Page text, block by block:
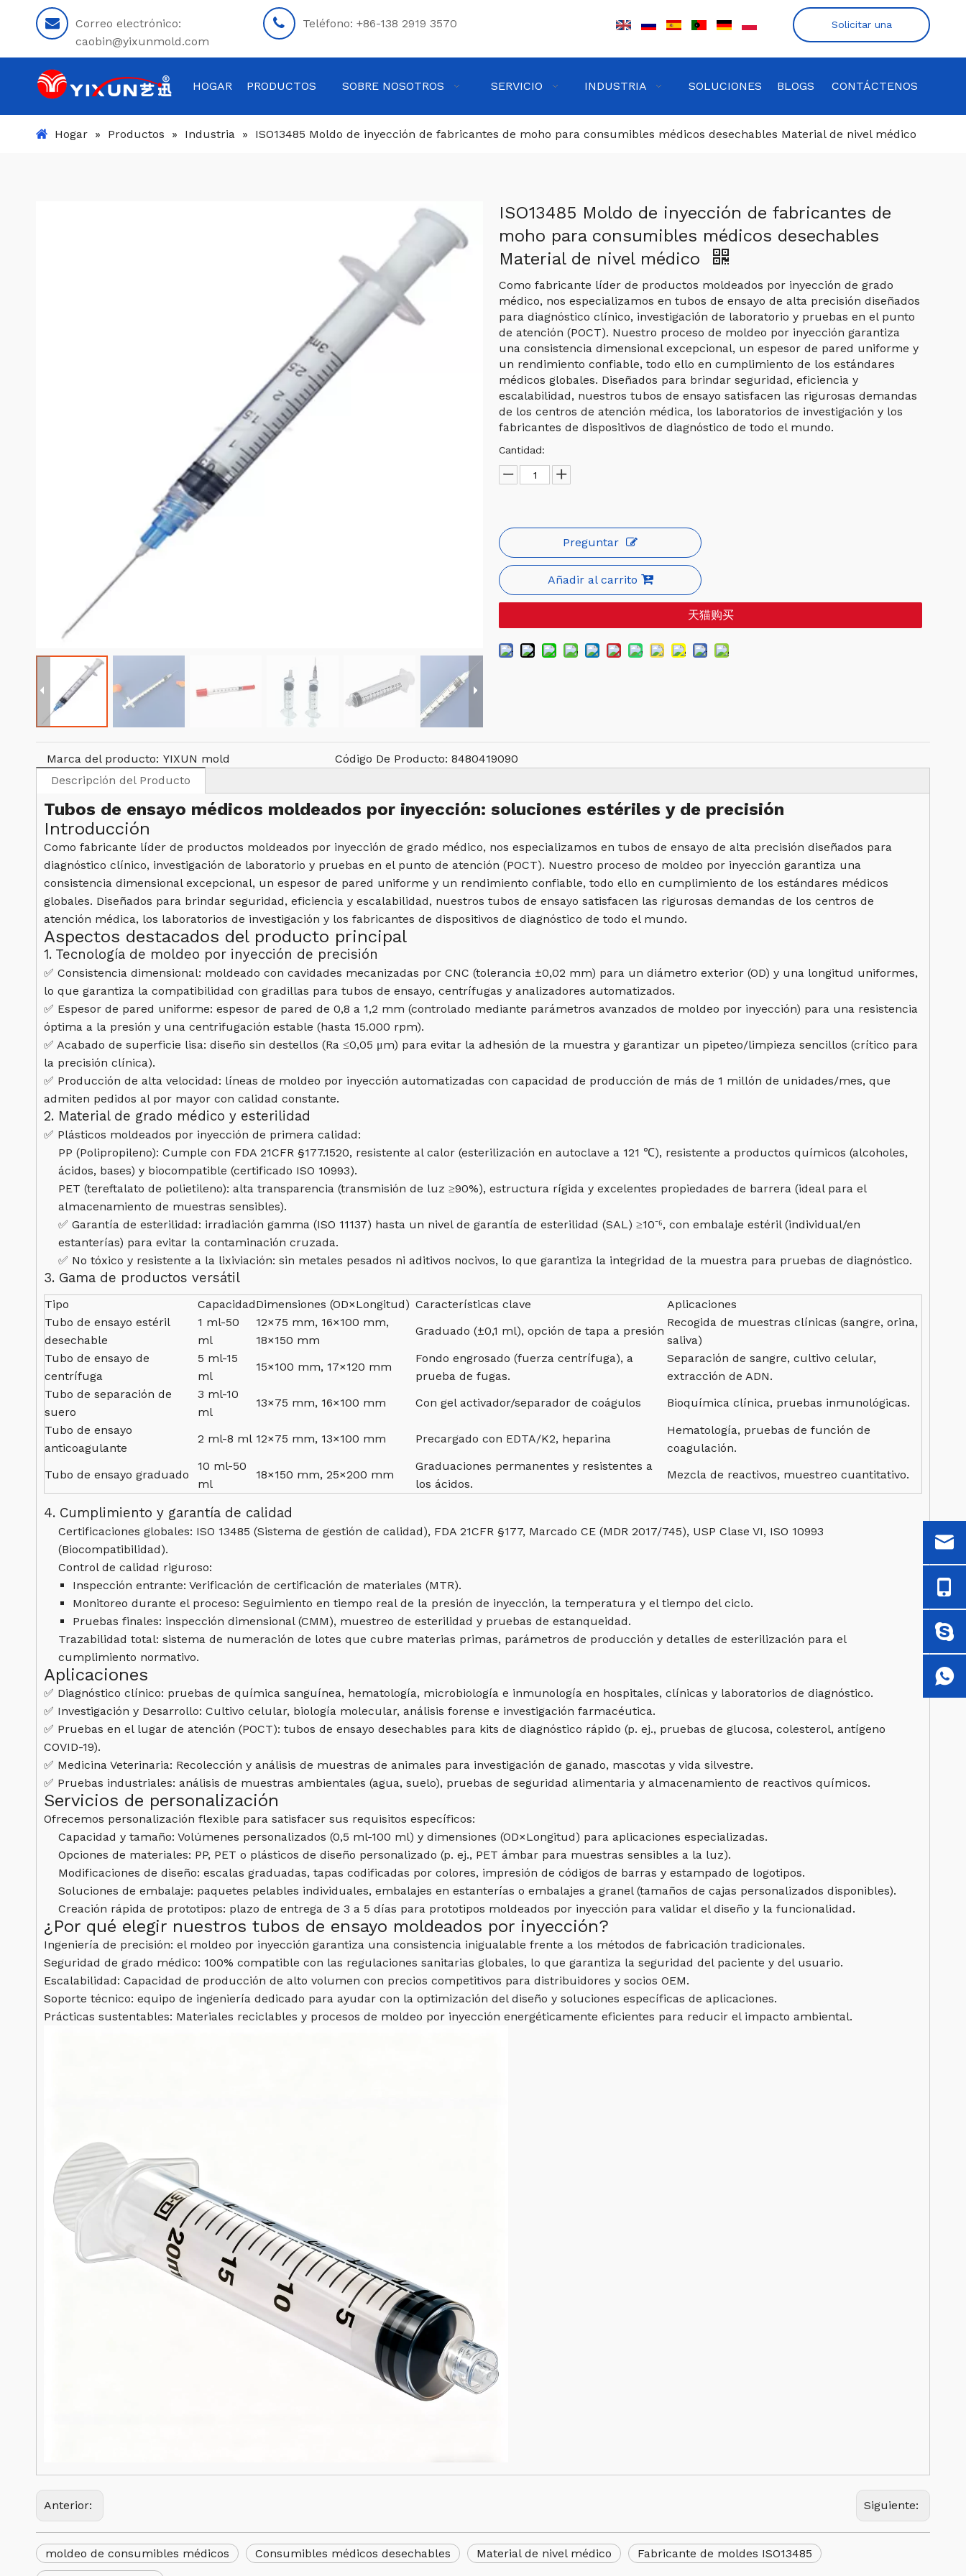
Correo electrónico:
caobin@yixunmold.com
Teléfono: +86-138 2919 3570 Solicitar una
cotización
HOGAR PRODUCTOS SOBRE NOSOTROS SERVICIO INDUSTRIA SOLUCIONES BLOGS CONTÁCTENOS
Hogar » Productos » Industria » ISO13485 Moldo de inyección de fabricantes de moho para consumibles médicos desechables Material de nivel médico
ISO13485 Moldo de inyección de fabricantes de
moho para consumibles médicos desechables
Material de nivel médico
Como fabricante líder de productos moldeados por inyección de grado
médico, nos especializamos en tubos de ensayo de alta precisión diseñados
para diagnóstico clínico, investigación de laboratorio y pruebas en el punto
de atención (POCT). Nuestro proceso de moldeo por inyección garantiza
una consistencia dimensional excepcional, un espesor de pared uniforme y
un rendimiento confiable, todo ello en cumplimiento de los estándares
médicos globales. Diseñados para brindar seguridad, eficiencia y
escalabilidad, nuestros tubos de ensayo satisfacen las rigurosas demandas
de los centros de atención médica, los laboratorios de investigación y los
fabricantes de dispositivos de diagnóstico de todo el mundo.
Cantidad:
Preguntar
Añadir al carrito
天猫购买
Marca del producto: YIXUN mold Código De Producto: 8480419090
Descripción del Producto
Tubos de ensayo médicos moldeados por inyección: soluciones estériles y de precisión
Introducción
Como fabricante líder de productos moldeados por inyección de grado médico, nos especializamos en tubos de ensayo de alta precisión diseñados para
diagnóstico clínico, investigación de laboratorio y pruebas en el punto de atención (POCT). Nuestro proceso de moldeo por inyección garantiza una
consistencia dimensional excepcional, un espesor de pared uniforme y un rendimiento confiable, todo ello en cumplimiento de los estándares médicos
globales. Diseñados para brindar seguridad, eficiencia y escalabilidad, nuestros tubos de ensayo satisfacen las rigurosas demandas de los centros de
atención médica, los laboratorios de investigación y los fabricantes de dispositivos de diagnóstico de todo el mundo.
Aspectos destacados del producto principal
1. Tecnología de moldeo por inyección de precisión
✅ Consistencia dimensional: moldeado con cavidades mecanizadas por CNC (tolerancia ±0,02 mm) para un diámetro exterior (OD) y una longitud uniformes,
lo que garantiza la compatibilidad con gradillas para tubos de ensayo, centrífugas y analizadores automatizados.
✅ Espesor de pared uniforme: espesor de pared de 0,8 a 1,2 mm (controlado mediante parámetros avanzados de moldeo por inyección) para una resistencia
óptima a la presión y una centrifugación estable (hasta 15.000 rpm).
✅ Acabado de superficie lisa: diseño sin destellos (Ra ≤0,05 μm) para evitar la adhesión de la muestra y garantizar un pipeteo/limpieza sencillos (crítico para
la precisión clínica).
✅ Producción de alta velocidad: líneas de moldeo por inyección automatizadas con capacidad de producción de más de 1 millón de unidades/mes, que
admiten pedidos al por mayor con calidad constante.
2. Material de grado médico y esterilidad
✅ Plásticos moldeados por inyección de primera calidad:
PP (Polipropileno): Cumple con FDA 21CFR §177.1520, resistente al calor (esterilización en autoclave a 121 ℃), resistente a productos químicos (alcoholes,
ácidos, bases) y biocompatible (certificado ISO 10993).
PET (tereftalato de polietileno): alta transparencia (transmisión de luz ≥90%), estructura rígida y excelentes propiedades de barrera (ideal para el
almacenamiento de muestras sensibles).
✅ Garantía de esterilidad: irradiación gamma (ISO 11137) hasta un nivel de garantía de esterilidad (SAL) ≥10⁻⁶, con embalaje estéril (individual/en
estanterías) para evitar la contaminación cruzada.
✅ No tóxico y resistente a la lixiviación: sin metales pesados ​​ni aditivos nocivos, lo que garantiza la integridad de la muestra para pruebas de diagnóstico.
3. Gama de productos versátil
Tipo CapacidadDimensiones (OD×Longitud) Características clave
Aplicaciones
Tubo de ensayo estéril
desechable
1 ml-50
ml
12×75 mm, 16×100 mm,
18×150 mm
Graduado (±0,1 ml), opción de tapa a presión
Recogida de muestras clínicas (sangre, orina,
saliva)
Tubo de ensayo de
centrífuga
5 ml-15
ml
15×100 mm, 17×120 mm
Fondo engrosado (fuerza centrífuga), a
prueba de fugas.
Separación de sangre, cultivo celular,
extracción de ADN.
Tubo de separación de
suero
3 ml-10
ml
13×75 mm, 16×100 mm Con gel activador/separador de coágulos
Bioquímica clínica, pruebas inmunológicas.
Tubo de ensayo
anticoagulante
2 ml-8 ml 12×75 mm, 13×100 mm Precargado con EDTA/K2, heparina
Hematología, pruebas de función de
coagulación.
Tubo de ensayo graduado
10 ml-50
ml
18×150 mm, 25×200 mm
Graduaciones permanentes y resistentes a
los ácidos.
Mezcla de reactivos, muestreo cuantitativo.
4. Cumplimiento y garantía de calidad
Certificaciones globales: ISO 13485 (Sistema de gestión de calidad), FDA 21CFR §177, Marcado CE (MDR 2017/745), USP Clase VI, ISO 10993
(Biocompatibilidad).
Control de calidad riguroso:
Inspección entrante: Verificación de certificación de materiales (MTR).
Monitoreo durante el proceso: Seguimiento en tiempo real de la presión de inyección, la temperatura y el tiempo del ciclo.
Pruebas finales: inspección dimensional (CMM), muestreo de esterilidad y pruebas de estanqueidad.
Trazabilidad total: sistema de numeración de lotes que cubre materias primas, parámetros de producción y detalles de esterilización para el
cumplimiento normativo.
Aplicaciones
✅ Diagnóstico clínico: pruebas de química sanguínea, hematología, microbiología e inmunología en hospitales, clínicas y laboratorios de diagnóstico.
✅ Investigación y Desarrollo: Cultivo celular, biología molecular, análisis forense e investigación farmacéutica.
✅ Pruebas en el lugar de atención (POCT): tubos de ensayo desechables para kits de diagnóstico rápido (p. ej., pruebas de glucosa, colesterol, antígeno
COVID-19).
✅ Medicina Veterinaria: Recolección y análisis de muestras de animales para investigación de ganado, mascotas y vida silvestre.
✅ Pruebas industriales: análisis de muestras ambientales (agua, suelo), pruebas de seguridad alimentaria y almacenamiento de reactivos químicos.
Servicios de personalización
Ofrecemos personalización flexible para satisfacer sus requisitos específicos:
Capacidad y tamaño: Volúmenes personalizados (0,5 ml-100 ml) y dimensiones (OD×Longitud) para aplicaciones especializadas.
Opciones de materiales: PP, PET o plásticos de diseño personalizado (p. ej., PET ámbar para muestras sensibles a la luz).
Modificaciones de diseño: escalas graduadas, tapas codificadas por colores, impresión de códigos de barras y estampado de logotipos.
Soluciones de embalaje: paquetes pelables individuales, embalajes en estanterías o embalajes a granel (tamaños de cajas personalizados disponibles).
Creación rápida de prototipos: plazo de entrega de 3 a 5 días para prototipos moldeados por inyección para validar el diseño y la funcionalidad.
¿Por qué elegir nuestros tubos de ensayo moldeados por inyección?
Ingeniería de precisión: el moldeo por inyección garantiza una consistencia inigualable frente a los métodos de fabricación tradicionales.
Seguridad de grado médico: 100% compatible con las regulaciones sanitarias globales, lo que garantiza la seguridad del paciente y del usuario.
Escalabilidad: Capacidad de producción de alto volumen con precios competitivos para distribuidores y socios OEM.
Soporte técnico: equipo de ingeniería dedicado para ayudar con la optimización del diseño y soluciones específicas de aplicaciones.
Prácticas sustentables: Materiales reciclables y procesos de moldeo por inyección energéticamente eficientes para reducir el impacto ambiental.
Anterior: Siguiente:
moldeo de consumibles médicos Consumibles médicos desechables Material de nivel médico
Fabricante de moldes ISO13485